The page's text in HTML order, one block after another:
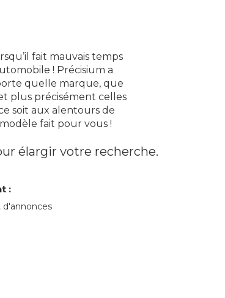
fait mauvais temps
! Précisium a
quelle marque, que
plus précisément celles
soit aux alentours de
fait pour vous !
élargir votre recherche.
: